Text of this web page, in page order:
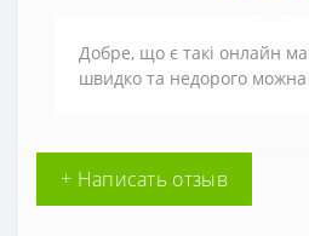
Добре, що є такі онлайн
швидко та недорого можна
+ Написать отзыв